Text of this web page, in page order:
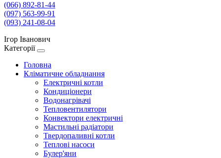
(066) 892-81-44
(097) 563-99-91
(093) 241-08-04
Ігор Іванович
Категорії
Головна
Кліматичне обладнання
Електричні котли
Кондиціонери
Водонагрівачі
Тепловентилятори
Конвектори електричні
Мастильні радіатори
Твердопаливні котли
Теплові насоси
Булер'яни